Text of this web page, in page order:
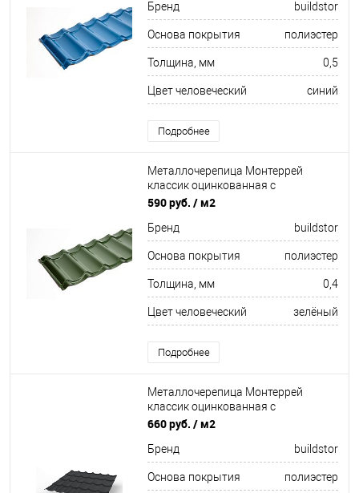
Бренд buildstor
Основа покрытия полиэстер
Толщина, мм 0,5
Цвет человеческий синий
Подробнее
Металлочерепица Монтеррей
классик оцинкованная с
полимерным покрытием
590 руб. / м2
Бренд buildstor
Основа покрытия полиэстер
Толщина, мм 0,4
Цвет человеческий зелёный
Подробнее
Металлочерепица Монтеррей
классик оцинкованная с
полимерным покрытием
660 руб. / м2
Бренд buildstor
Основа покрытия полиэстер